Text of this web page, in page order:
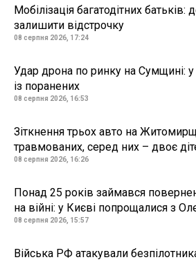
Мобілізація багатодітних
залишити відстрочку
08 серпня 2026, 17:24
Удар дрона по ринку на Сумщині: у
із поранених
08 серпня 2026, 16:53
Зіткнення трьох авто на
травмованих, серед них – двоє
08 серпня 2026, 16:26
Понад 25 років займався
на війні: у Києві попрощалися з
08 серпня 2026, 15:57
Війська РФ атакували